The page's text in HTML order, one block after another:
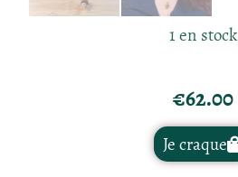
1 en stock
€62.00
Je craque